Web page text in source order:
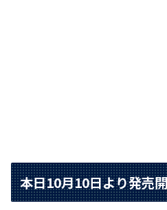
本日10月10日より発売